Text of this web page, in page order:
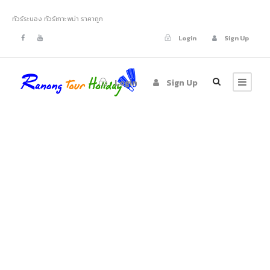
ทัวร์ระนอง ทัวร์เกาะพม่า ราคาถูก
Login
Sign Up
Login Sign Up